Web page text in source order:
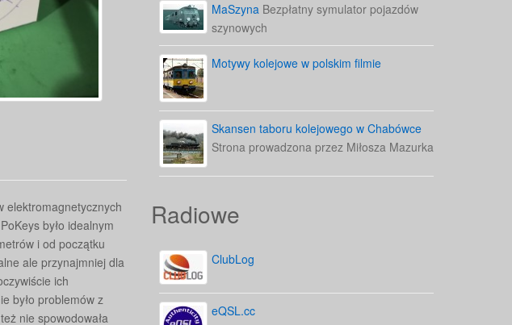
elektromagnetycznych
było idealnym
i od początku
ale przynajmniej dla
ich
było problemów z
nie spowodowała
MaSzyna Bezpłatny symulator pojazdów
szynowych
Motywy kolejowe w polskim filmie
Skansen taboru kolejowego w Chabówce
Strona prowadzona przez Miłosza Mazurka
Radiowe
ClubLog
eQSL.cc